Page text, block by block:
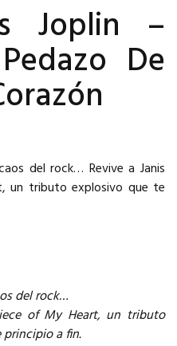
Joplin –
De
del rock… Revive a Janis
un tributo explosivo que te
del rock…
of My Heart, un tributo
a fin.